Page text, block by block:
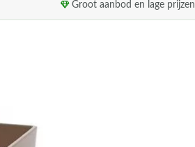
Groot aanbod en lage prijzen